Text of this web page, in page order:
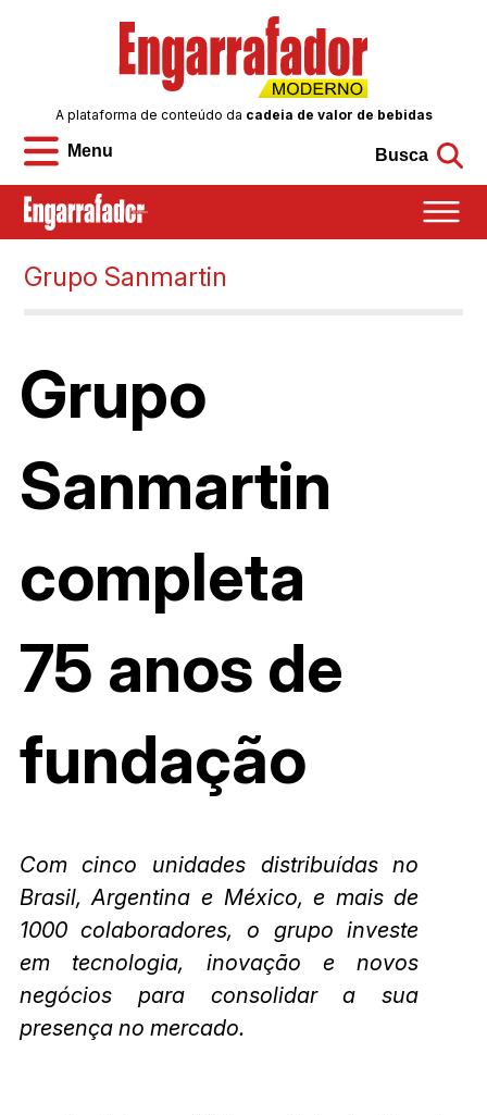
Menu
A plataforma de conteúdo da cadeia de valor de bebidas
Busca
Grupo Sanmartin
Grupo
Sanmartin
completa
75 anos de
fundação
Com cinco unidades distribuídas no
Brasil, Argentina e México, e mais de
1000 colaboradores, o grupo investe
em tecnologia, inovação e novos
negócios para consolidar a sua
presença no mercado.